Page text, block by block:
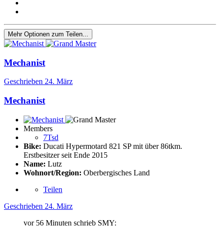
Mehr Optionen zum Teilen...
Mechanist
Geschrieben 24. März
Mechanist
Members
7Tsd
Bike: Ducati Hypermotard 821 SP mit über 86tkm.
Erstbesitzer seit Ende 2015
Name: Lutz
Wohnort/Region: Oberbergisches Land
Teilen
Geschrieben 24. März
vor 56 Minuten schrieb SMY: